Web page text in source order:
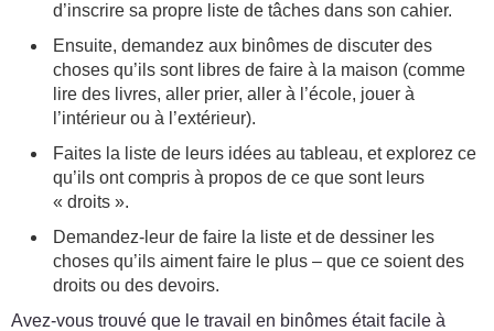
d’inscrire sa propre liste de tâches dans son cahier.
Ensuite, demandez aux binômes de discuter des
choses qu’ils sont libres de faire à la maison (comme
lire des livres, aller prier, aller à l’école, jouer à
l’intérieur ou à l’extérieur).
Faites la liste de leurs idées au tableau, et explorez ce
qu’ils ont compris à propos de ce que sont leurs
« droits ».
Demandez-leur de faire la liste et de dessiner les
choses qu’ils aiment faire le plus – que ce soient des
droits ou des devoirs.
Avez-vous trouvé que le travail en binômes était facile à